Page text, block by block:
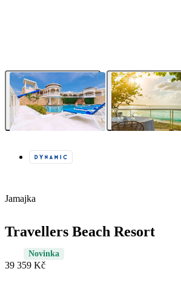
Jamajka
Travellers Beach Resort
Novinka
39 359 Kč